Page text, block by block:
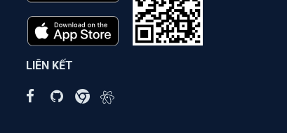
LIÊN KẾT